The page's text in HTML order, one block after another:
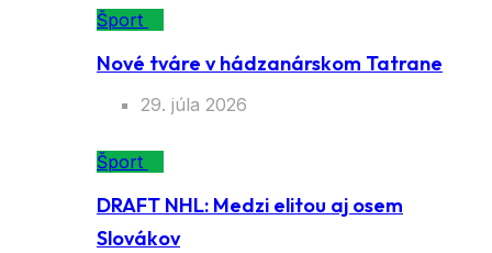
Šport
Nové tváre v hádzanárskom Tatrane
29. júla 2026
Šport
DRAFT NHL: Medzi elitou aj osem
Slovákov